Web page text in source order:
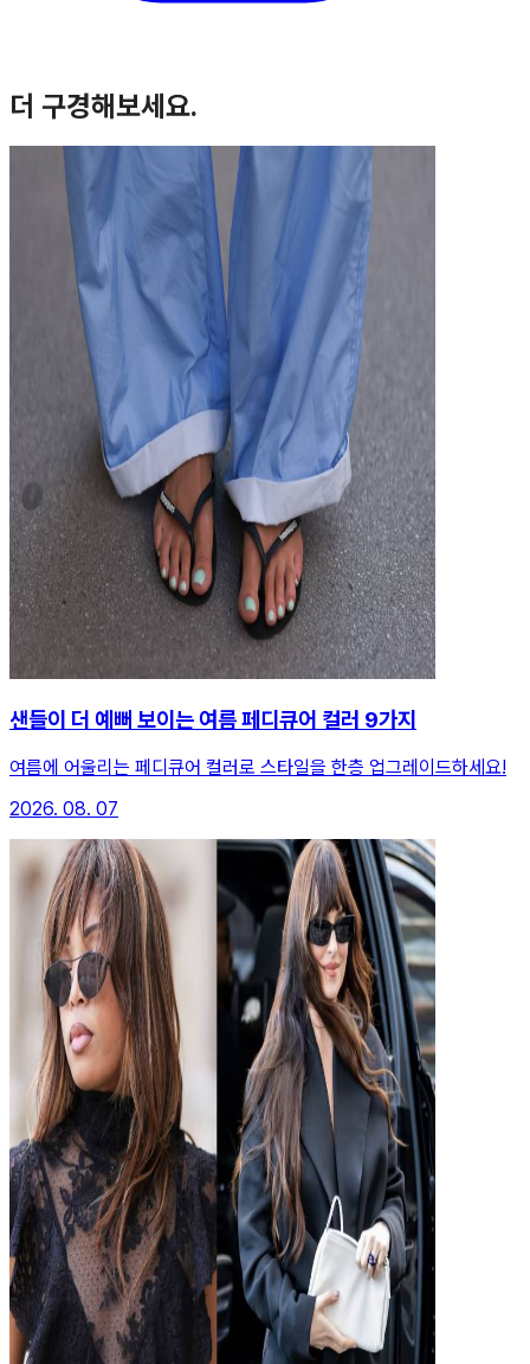
더 구경해보세요.
샌들이 더 예뻐 보이는 여름 페디큐어 컬러 9가지
여름에 어울리는 페디큐어 컬러로 스타일을 한층 업그레이드하세요!
2026. 08. 07